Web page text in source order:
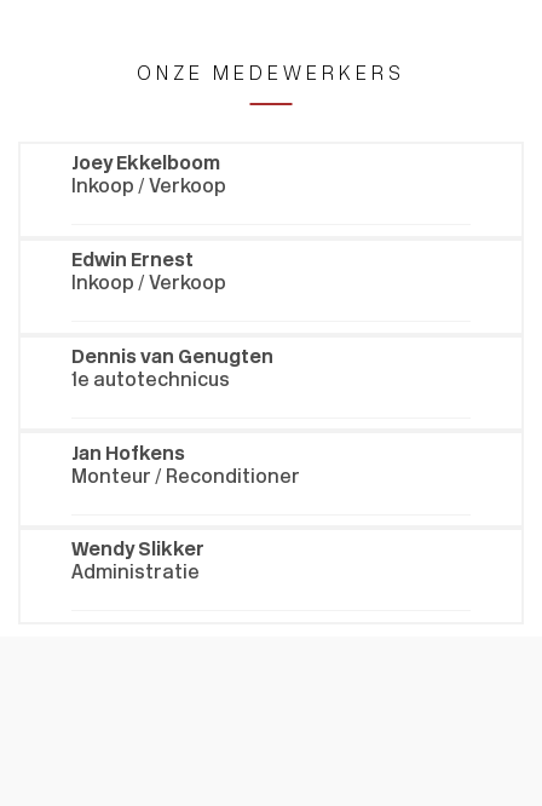
ONZE MEDEWERKERS
Joey Ekkelboom
Inkoop / Verkoop
Edwin Ernest
Inkoop / Verkoop
Dennis van Genugten
1e autotechnicus
Jan Hofkens
Monteur / Reconditioner
Wendy Slikker
Administratie